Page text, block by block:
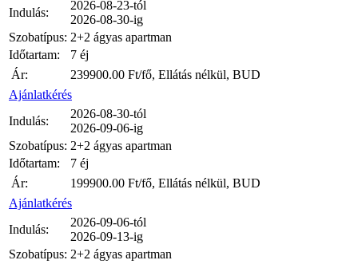
Indulás:
2026-08-23-tól
2026-08-30-ig
Szobatípus: 2+2 ágyas apartman
Időtartam:
7 éj
Ár:
239900.00 Ft/fő, Ellátás nélkül, BUD
Ajánlatkérés
Indulás:
2026-08-30-tól
2026-09-06-ig
Szobatípus: 2+2 ágyas apartman
Időtartam:
7 éj
Ár:
199900.00 Ft/fő, Ellátás nélkül, BUD
Ajánlatkérés
Indulás:
2026-09-06-tól
2026-09-13-ig
Szobatípus: 2+2 ágyas apartman